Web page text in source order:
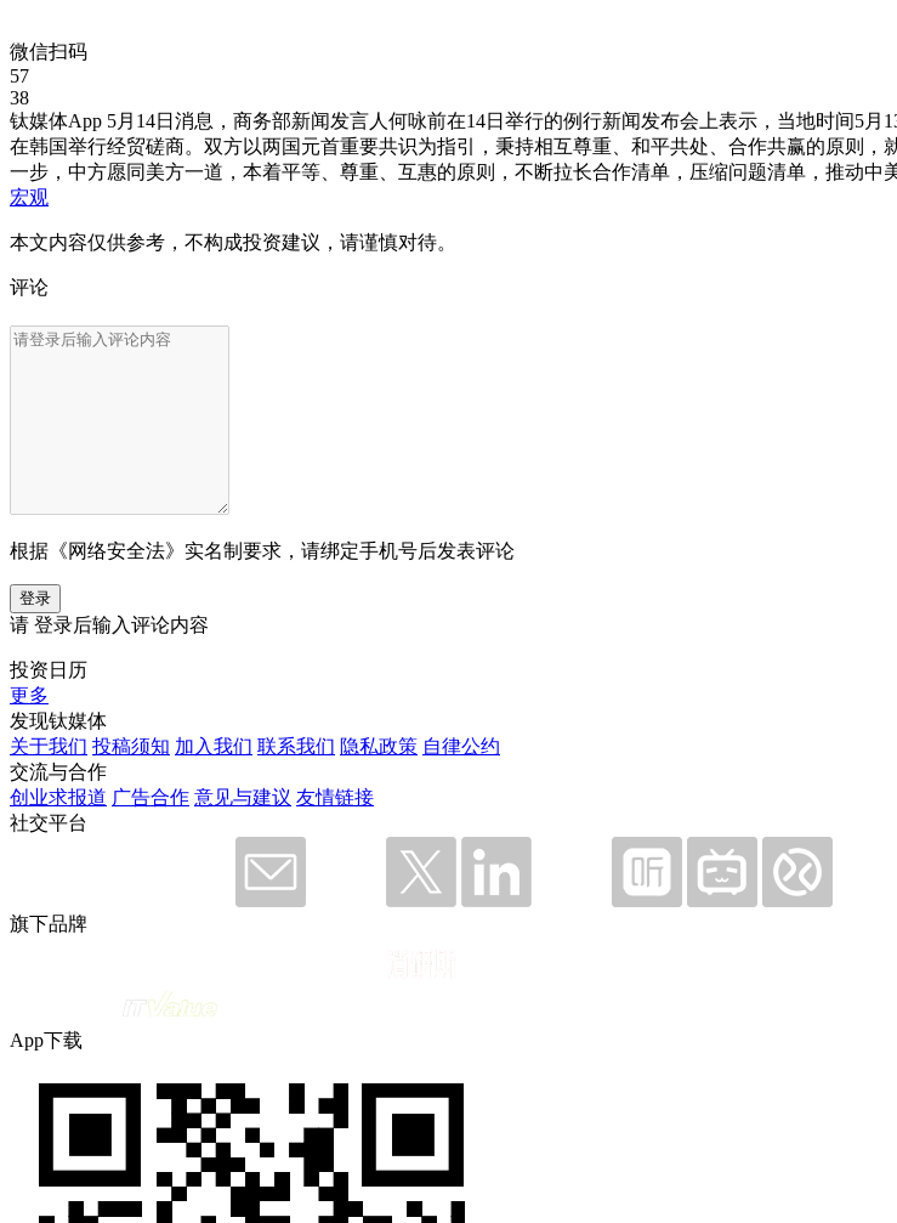
微信扫码
57
38
钛媒体App 5月14日消息，商务部新闻发言人何咏前在14日举行的例行新闻发布会上表示，当地时间5
在韩国举行经贸磋商。双方以两国元首重要共识为指引，秉持相互尊重、和平共处、合作共赢的原则
一步，中方愿同美方一道，本着平等、尊重、互惠的原则，不断拉长合作清单，压缩问题清单，推动中
宏观
本文内容仅供参考，不构成投资建议，请谨慎对待。
评论
根据《网络安全法》实名制要求，请绑定手机号后发表评论
登录
请 登录后输入评论内容
投资日历
更多
发现钛媒体
关于我们 投稿须知 加入我们 联系我们 隐私政策 自律公约
交流与合作
创业求报道 广告合作 意见与建议 友情链接
社交平台
旗下品牌
App下载